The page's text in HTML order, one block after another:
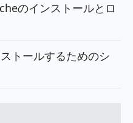
のインストールとロ
トールするためのシ